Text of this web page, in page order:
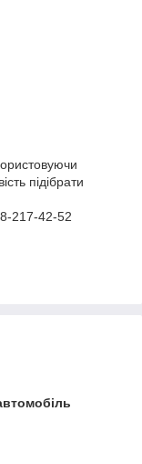
підібрати
217-42-52